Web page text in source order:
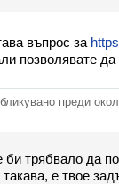
въпрос за
позволявате
преди
би трябвало да
такава, е твое